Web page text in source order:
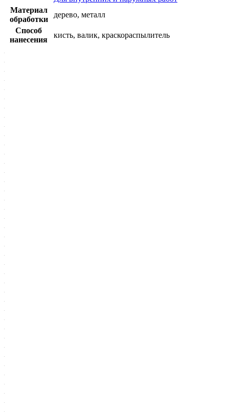
Материал
обработки
дерево, металл
Способ
нанесения
кисть, валик, краскораспылитель